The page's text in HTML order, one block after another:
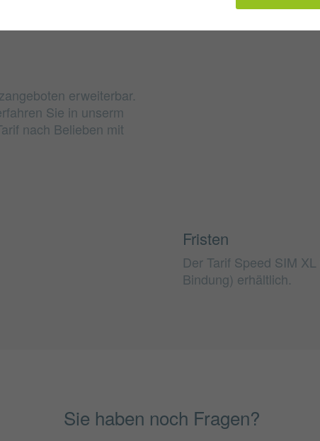
erweiterbar.
Sie in unserm
nach Belieben mit
Fristen
Der Tarif Speed SIM
Bindung) erhältlich.
Sie haben noch Fragen?